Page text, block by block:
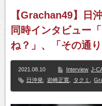
【Grachan49】日
同時インタビュー
ね？」、「その通り
2021.08.10 Interview J-
日沖発
岩崎正寛 タクミ